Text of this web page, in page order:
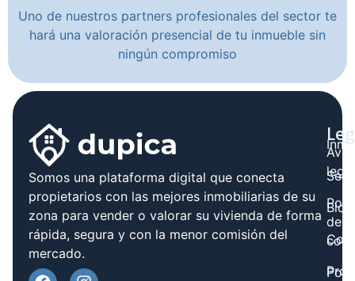
Uno de nuestros partners profesionales del sector te
hará una valoración presencial de tu inmueble sin
ningún compromiso
Somos una plataforma digital que conecta
propietarios con las mejores inmobiliarias de su
zona para vender o valorar su vivienda de forma
rápida, segura y con la menor comisión del
mercado.
Blog
legal
de